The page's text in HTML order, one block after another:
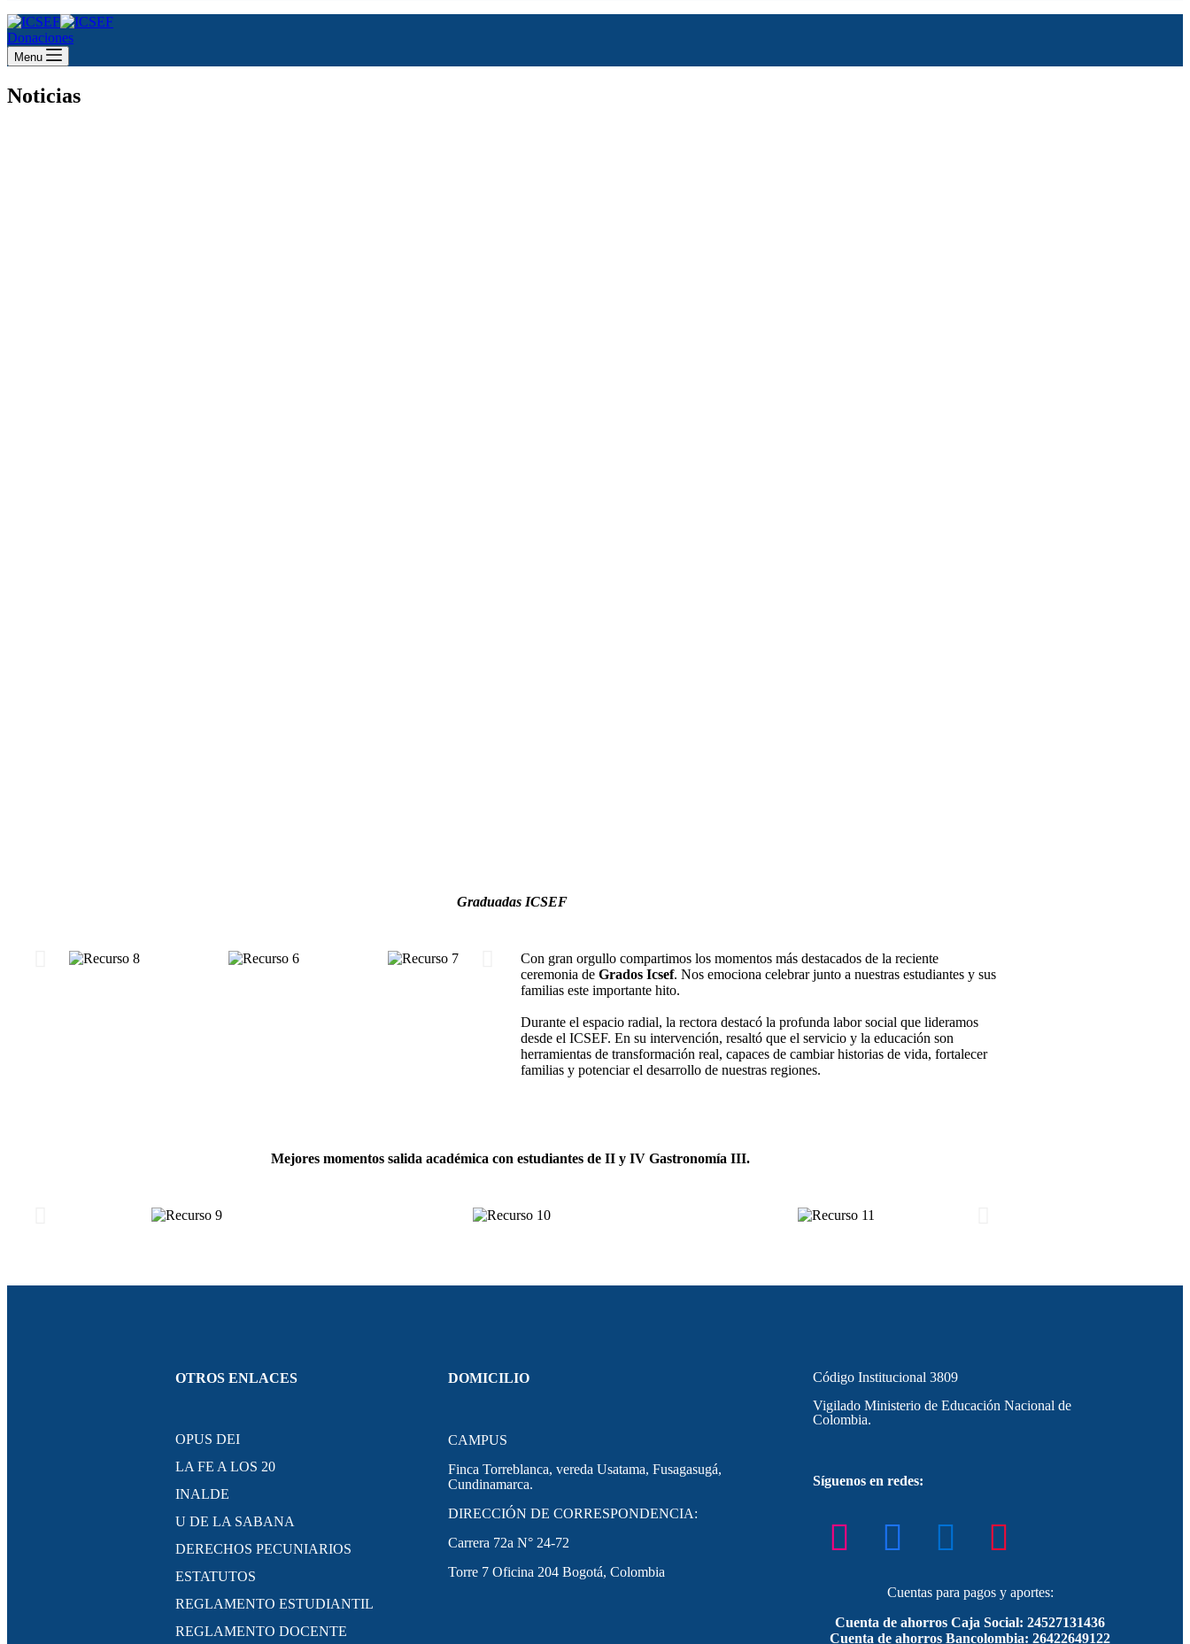
Donaciones
Menu
Noticias
Graduadas ICSEF
Con gran orgullo compartimos los momentos más destacados de la reciente
ceremonia de Grados Icsef. Nos emociona celebrar junto a nuestras estudiantes y sus
familias este importante hito.
​Durante el espacio radial, la rectora destacó la profunda labor social que lideramos
desde el ICSEF. En su intervención, resaltó que el servicio y la educación son
herramientas de transformación real, capaces de cambiar historias de vida, fortalecer
familias y potenciar el desarrollo de nuestras regiones.
Mejores momentos salida académica con estudiantes de II y IV Gastronomía III.
OTROS ENLACES
OPUS DEI
LA FE A LOS 20
INALDE
U DE LA SABANA
DERECHOS PECUNIARIOS
ESTATUTOS
REGLAMENTO ESTUDIANTIL
REGLAMENTO DOCENTE
DOMICILIO
CAMPUS
Finca Torreblanca, vereda Usatama, Fusagasugá,
Cundinamarca.
DIRECCIÓN DE CORRESPONDENCIA:
Carrera 72a N° 24-72
Torre 7 Oficina 204 Bogotá, Colombia
Código Institucional 3809
Vigilado Ministerio de Educación Nacional de
Colombia.
Síguenos en redes:
Cuentas para pagos y aportes:
Cuenta de ahorros Caja Social: 24527131436
Cuenta de ahorros Bancolombia: 26422649122